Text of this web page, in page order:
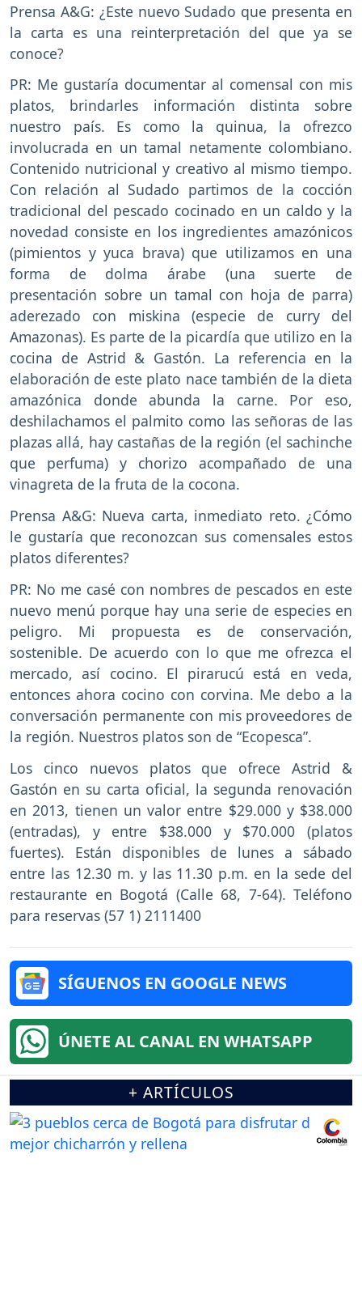
Prensa A&G: ¿Este nuevo Sudado que presenta en
la carta es una reinterpretación del que ya se
conoce?
PR: Me gustaría documentar al comensal con mis
platos, brindarles información distinta sobre
nuestro país. Es como la quinua, la ofrezco
involucrada en un tamal netamente colombiano.
Contenido nutricional y creativo al mismo tiempo.
Con relación al Sudado partimos de la cocción
tradicional del pescado cocinado en un caldo y la
novedad consiste en los ingredientes amazónicos
(pimientos y yuca brava) que utilizamos en una
forma de dolma árabe (una suerte de
presentación sobre un tamal con hoja de parra)
aderezado con miskina (especie de curry del
Amazonas). Es parte de la picardía que utilizo en la
cocina de Astrid & Gastón. La referencia en la
elaboración de este plato nace también de la dieta
amazónica donde abunda la carne. Por eso,
deshilachamos el palmito como las señoras de las
plazas allá, hay castañas de la región (el sachinche
que perfuma) y chorizo acompañado de una
vinagreta de la fruta de la cocona.
Prensa A&G: Nueva carta, inmediato reto. ¿Cómo
le gustaría que reconozcan sus comensales estos
platos diferentes?
PR: No me casé con nombres de pescados en este
nuevo menú porque hay una serie de especies en
peligro. Mi propuesta es de conservación,
sostenible. De acuerdo con lo que me ofrezca el
mercado, así cocino. El pirarucú está en veda,
entonces ahora cocino con corvina. Me debo a la
conversación permanente con mis proveedores de
la región. Nuestros platos son de “Ecopesca”.
Los cinco nuevos platos que ofrece Astrid &
Gastón en su carta oficial, la segunda renovación
en 2013, tienen un valor entre $29.000 y $38.000
(entradas), y entre $38.000 y $70.000 (platos
fuertes). Están disponibles de lunes a sábado
entre las 12.30 m. y las 11.30 p.m. en la sede del
restaurante en Bogotá (Calle 68, 7-64). Teléfono
para reservas (57 1) 2111400
SÍGUENOS EN GOOGLE NEWS
ÚNETE AL CANAL EN WHATSAPP
+ ARTÍCULOS